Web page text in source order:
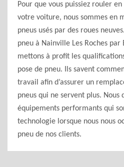
Pour que vous puissiez rouler
votre voiture, nous sommes en
pneus usés par des roues
pneu à Nainville Les Roches par
mettons à profit les
pose de pneu. Ils savent
travail afin d’assurer un
pneus qui ne servent plus. Nous
équipements performants qui
technologie lorsque nous nous
pneu de nos clients.